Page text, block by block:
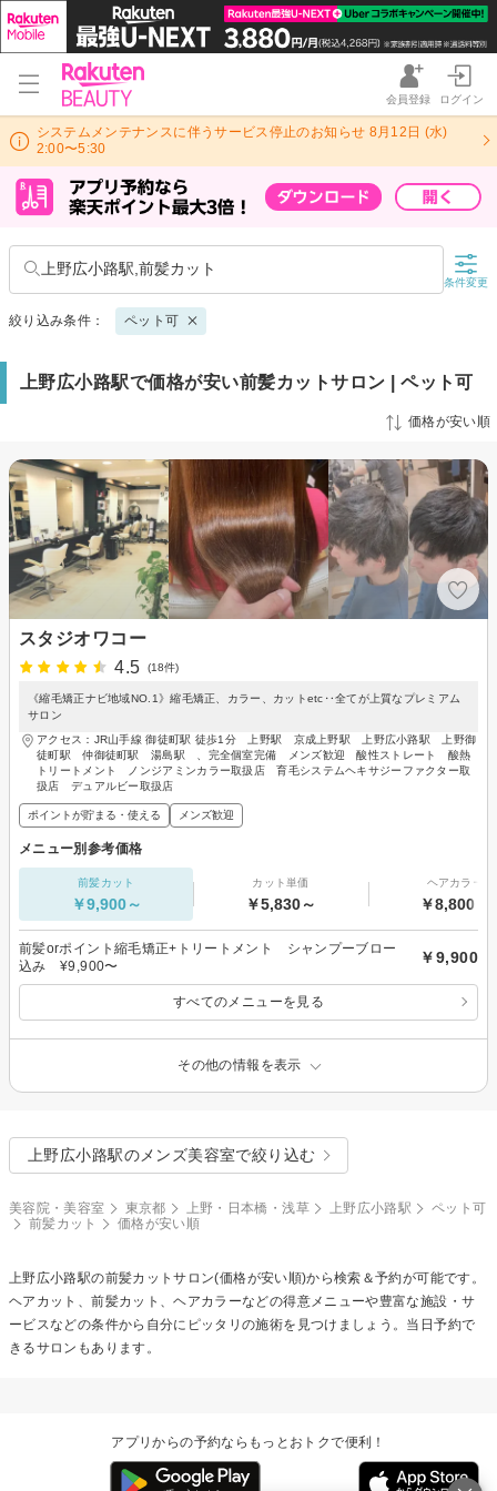
会員登録 ログイン
システムメンテナンスに伴うサービス停止のお知らせ 8月12日 (水)
2:00〜5:30
上野広小路駅,前髪カット
条件変更
絞り込み条件： ペット可
上野広小路駅で価格が安い前髪カットサロン | ペット可
価格が安い順
スタジオワコー
4.5
(18件)
《縮毛矯正ナビ地域NO.1》縮毛矯正、カラー、カットetc‥全てが上質なプレミアム
サロン
アクセス：JR山手線 御徒町駅 徒歩1分 上野駅 京成上野駅 上野広小路駅 上野御
徒町駅 仲御徒町駅 湯島駅 、完全個室完備 メンズ歓迎 酸性ストレート 酸熱
トリートメント ノンジアミンカラー取扱店 育毛システムヘキサジーファクター取
扱店 デュアルビー取扱店
ポイントが貯まる・使える メンズ歓迎
メニュー別参考価格
前髪カット
￥9,900～
カット単価
￥5,830～
ヘアカラー
￥8,800～
前髪orポイント縮毛矯正+トリートメント シャンプーブロー
込み ¥9,900〜
￥9,900
すべてのメニューを見る
その他の情報を表示
上野広小路駅のメンズ美容室で絞り込む
美容院・美容室 東京都 上野・日本橋・浅草 上野広小路駅
ペット可
前髪カット
価格が安い順
上野広小路駅の前髪カットサロン(価格が安い順)から検索＆予約が可能です。
ヘアカット、前髪カット、ヘアカラーなどの得意メニューや豊富な施設・サ
ービスなどの条件から自分にピッタリの施術を見つけましょう。当日予約で
きるサロンもあります。
アプリからの予約ならもっとおトクで便利！